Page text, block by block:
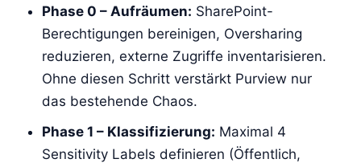
Phase 0 – Aufräumen: SharePoint-
Berechtigungen bereinigen, Oversharing
reduzieren, externe Zugriffe inventarisieren.
Ohne diesen Schritt verstärkt Purview nur
das bestehende Chaos.
Phase 1 – Klassifizierung: Maximal 4
Sensitivity Labels definieren (Öffentlich,